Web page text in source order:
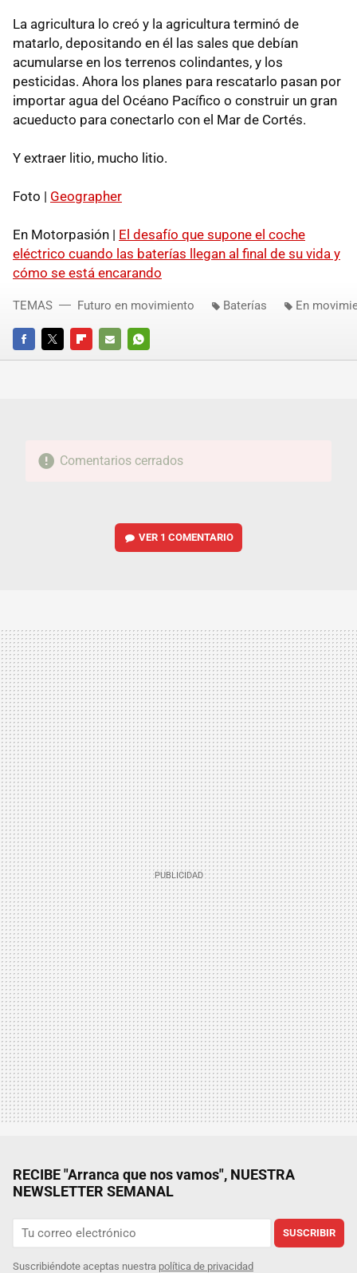
La agricultura lo creó y la agricultura terminó de
matarlo, depositando en él las sales que debían
acumularse en los terrenos colindantes, y los
pesticidas. Ahora los planes para rescatarlo pasan por
importar agua del Océano Pacífico o construir un gran
acueducto para conectarlo con el Mar de Cortés.
Y extraer litio, mucho litio.
Foto | Geographer
En Motorpasión | El desafío que supone el coche
eléctrico cuando las baterías llegan al final de su vida y
cómo se está encarando
FACEBOOKTWITTERFLIPBOARD
E-
WHATSAPP
TEMAS Futuro en movimiento Baterías En
Comentarios cerrados
VER 1 COMENTARIO
RECIBE "Arranca que nos vamos", NUESTRA
NEWSLETTER SEMANAL
SUSCRIBIR
Suscribiéndote aceptas nuestra política de privacidad